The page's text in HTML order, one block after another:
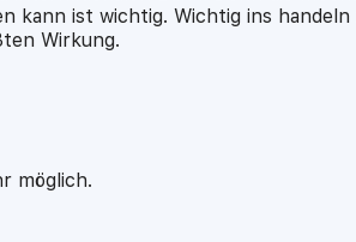
kann ist wichtig. Wichtig ins
Wirkung.
möglich.